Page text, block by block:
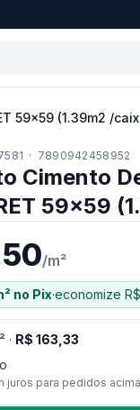
59x59 (1.39m2 /
· 7890942458952
Cimento
59x59
/m²
no Pix·economize
· R$ 163,33
juros para pedidos